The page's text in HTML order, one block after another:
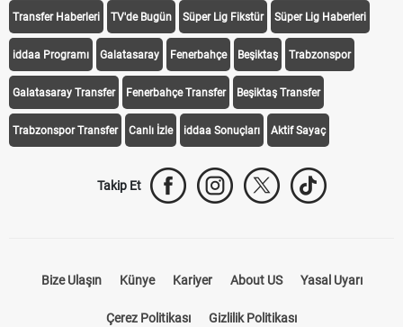
Transfer Haberleri TV'de Bugün Süper Lig Fikstür Süper Lig Haberleri
iddaa Programı Galatasaray Fenerbahçe Beşiktaş Trabzonspor
Galatasaray Transfer Fenerbahçe Transfer Beşiktaş Transfer
Trabzonspor Transfer Canlı İzle iddaa Sonuçları Aktif Sayaç
Takip Et
Bize Ulaşın Künye Kariyer About US Yasal Uyarı
Çerez Politikası Gizlilik Politikası